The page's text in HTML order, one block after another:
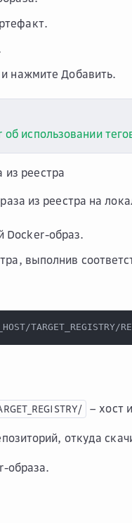
и нажмитеДобавить.
использовании
из реестра
из реестра на
Docker-образ.
выполнив
TARGET_REGISTRY/
– хост
откуда
образа.